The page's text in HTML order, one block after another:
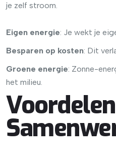
je zelf stroom.
Eigen energie: Je wekt je
Besparen op kosten: Dit
Groene energie: Zonne-
het milieu.